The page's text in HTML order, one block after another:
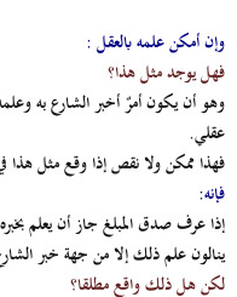
وإن أمكن علمه بالعقل:
فهل يوجد مثل هذا؟
وهو أن يكون أمرٌ أخبر الشارع به
عقلي.
فهذا ممكن ولا نقص إذا وقع مثل هذا
فإنه:
إذا عرف صدق المبلغ جاز أن يعلم
ينالون علم ذلك إلا من جهة خبر
لكن هل ذلك واقع مطلقا؟